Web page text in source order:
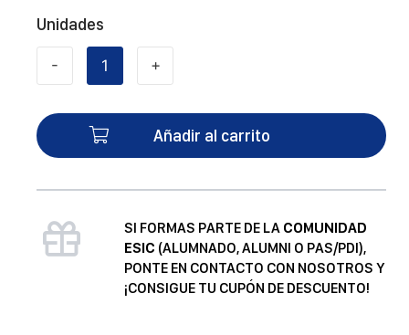
Unidades
-
un
cantidad
+
Añadir al carrito
SI FORMAS PARTE DE LA COMUNIDAD
ESIC (ALUMNADO, ALUMNI O PAS/PDI),
PONTE EN CONTACTO CON NOSOTROS Y
¡CONSIGUE TU CUPÓN DE DESCUENTO!